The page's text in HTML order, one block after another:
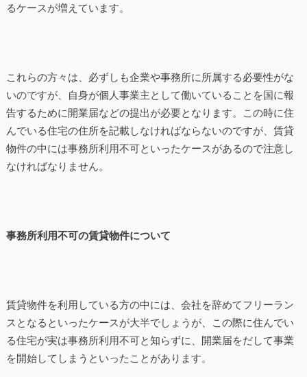
るケースが増えています。
これらの方々は、必ずしも企業や事務所に所属する必要性がな
いのですが、自身が個人事業主として働いていることを国に報
告するために開業届などの提出が必要となります。この時に住
んでいる住宅の住所を記載しなければならないのですが、賃貸
物件の中には事務所利用不可といったケースがあるので注意し
なければなりません。
事務所利用不可の賃貸物件について
賃貸物件を利用している方の中には、会社を辞めてフリーラン
スとなるといったケースが大半でしょうが、この際に住んでい
る住宅が実は事務所利用不可と知らずに、開業届をだして事業
を開始してしまうといったことがあります。